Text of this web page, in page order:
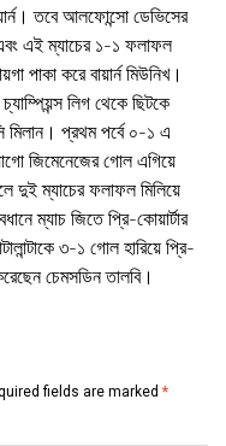
তবে আলফোন্সো ডেভিসের
এই ম্যাচের ১-১ ফলাফল
পাকা করে বায়ার্ন মিউনিখ।
লিগ থেকে ছিটকে
মিলান। প্রথম পর্বে ০-১ এ
জিমেনেজের গোল এগিয়ে
দুই ম্যাচের ফলাফল মিলিয়ে
ম্যাচ জিতে প্রি-কোয়ার্টার
৩-১ গোল হারিয়ে প্রি-
চেমসডিন তালবি।
fields are marked *